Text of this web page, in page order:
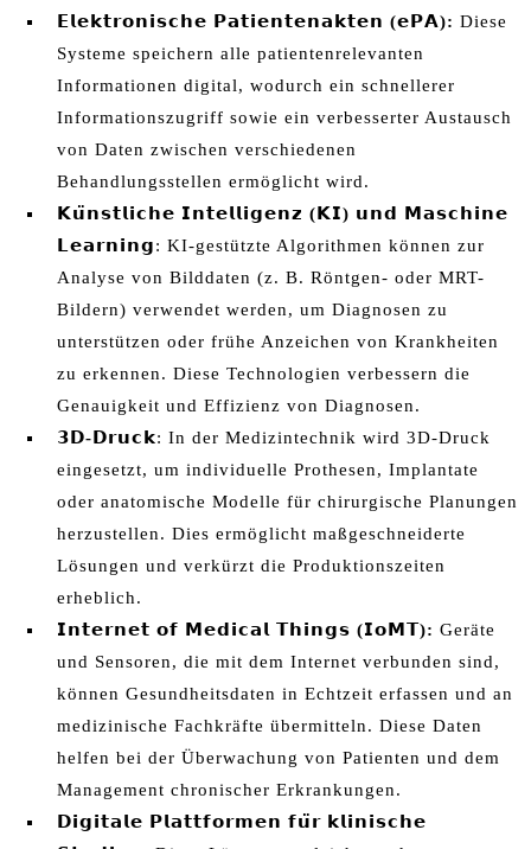
𝗘𝗹𝗲𝗸𝘁𝗿𝗼𝗻𝗶𝘀𝗰𝗵𝗲
𝗣𝗮𝘁𝗶𝗲𝗻𝘁𝗲𝗻𝗮𝗸𝘁𝗲𝗻 (𝗲𝗣𝗔): Diese
Systeme speichern alle patientenrelevanten
Informationen digital, wodurch ein schnellerer
Informationszugriff sowie ein verbesserter Austausch
von Daten zwischen verschiedenen
Behandlungsstellen ermöglicht wird.
𝗞𝘂̈𝗻𝘀𝘁𝗹𝗶𝗰𝗵𝗲 𝗜𝗻𝘁𝗲𝗹𝗹𝗶𝗴𝗲𝗻𝘇 (𝗞𝗜) 𝘂𝗻𝗱 𝗠𝗮𝘀𝗰𝗵𝗶𝗻𝗲
𝗟𝗲𝗮𝗿𝗻𝗶𝗻𝗴: KI-gestützte Algorithmen können zur
Analyse von Bilddaten (z. B. Röntgen- oder MRT-
Bildern) verwendet werden, um Diagnosen zu
unterstützen oder frühe Anzeichen von Krankheiten
zu erkennen. Diese Technologien verbessern die
Genauigkeit und Effizienz von Diagnosen.
𝟯𝗗- 𝗗𝗿𝘂𝗰𝗸: In der Medizintechnik wird 3D-Druck
eingesetzt, um individuelle Prothesen, Implantate
oder anatomische Modelle für chirurgische Planungen
herzustellen. Dies ermöglicht maßgeschneiderte
Lösungen und verkürzt die Produktionszeiten
erheblich.
𝗜𝗻𝘁𝗲𝗿𝗻𝗲𝘁 𝗼𝗳 𝗠𝗲𝗱𝗶𝗰𝗮𝗹 𝗧𝗵𝗶𝗻𝗴𝘀 (𝗜𝗼𝗠𝗧): Geräte
und Sensoren, die mit dem Internet verbunden sind,
können Gesundheitsdaten in Echtzeit erfassen und an
medizinische Fachkräfte übermitteln. Diese Daten
helfen bei der Überwachung von Patienten und dem
Management chronischer Erkrankungen.
𝗗𝗶𝗴𝗶𝘁𝗮𝗹𝗲 𝗣𝗹𝗮𝘁𝘁𝗳𝗼𝗿𝗺𝗲𝗻 𝗳𝘂̈𝗿 𝗸𝗹𝗶𝗻𝗶𝘀𝗰𝗵𝗲